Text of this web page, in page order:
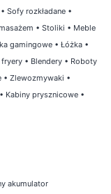
• Sofy rozkładane •
• Stoliki • Meble
gamingowe • Łóżka •
fryery • Blendery • Roboty
• Zlewozmywaki •
• Kabiny prysznicowe •
akumulator